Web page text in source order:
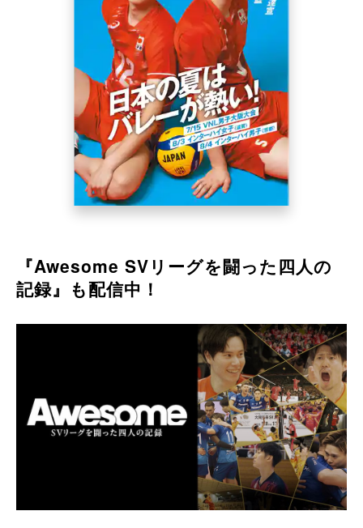
『Awesome SVリーグを闘った四⼈の
記録』も配信中！